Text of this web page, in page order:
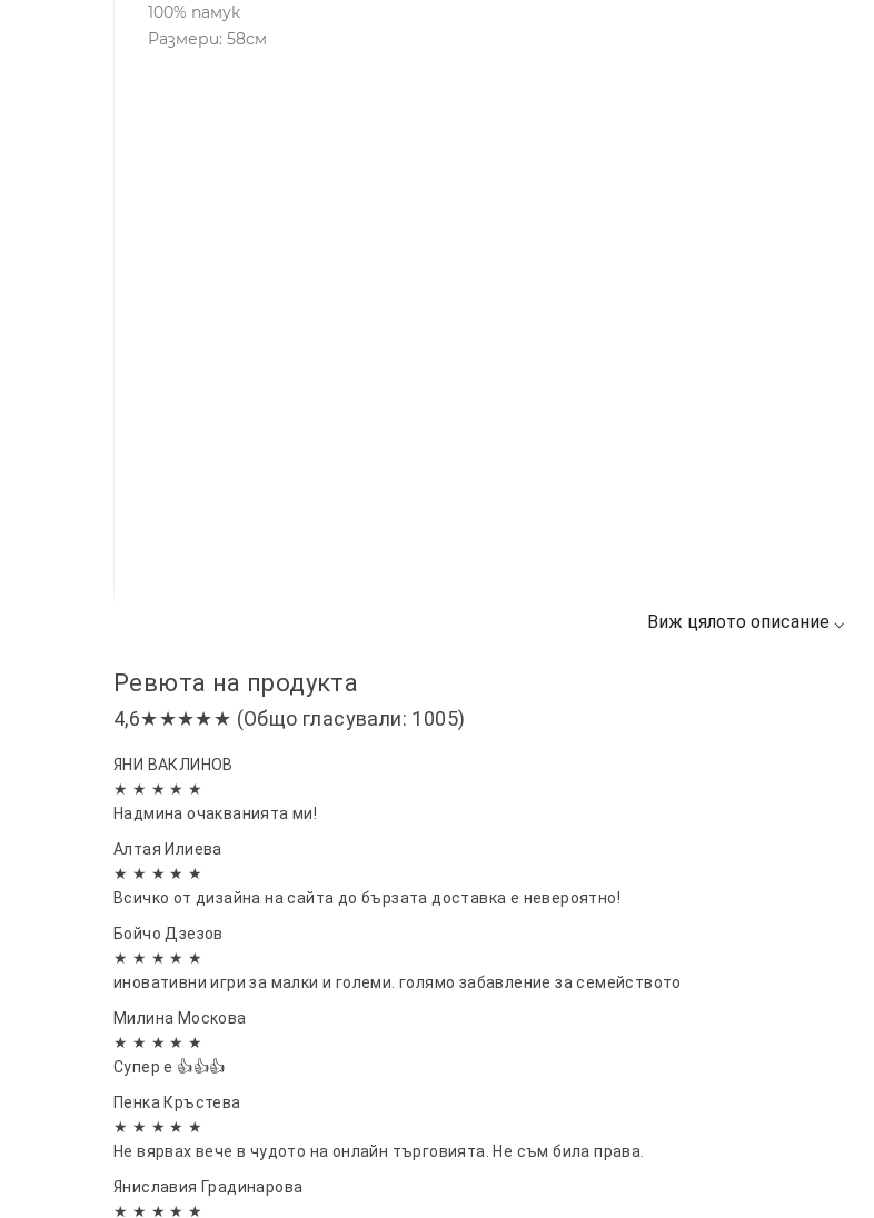
100% памук
Размери: 58см
Ревюта на продукта
4,6★★★★★ (Общо гласували: 1005)
ЯНИ ВАКЛИНОВ
★ ★ ★ ★ ★
Надмина очакванията ми!
Алтая Илиева
★ ★ ★ ★ ★
Всичко от дизайна на сайта до бързата доставка е невероятно!
Бойчо Дзезов
★ ★ ★ ★ ★
иновативни игри за малки и големи. голямо забавление за семейството
Милина Москова
★ ★ ★ ★ ★
Супер е 👍👍👍
Пенка Кръстева
★ ★ ★ ★ ★
Не вярвах вече в чудото на онлайн търговията. Не съм била права.
Яниславия Градинарова
★ ★ ★ ★ ★